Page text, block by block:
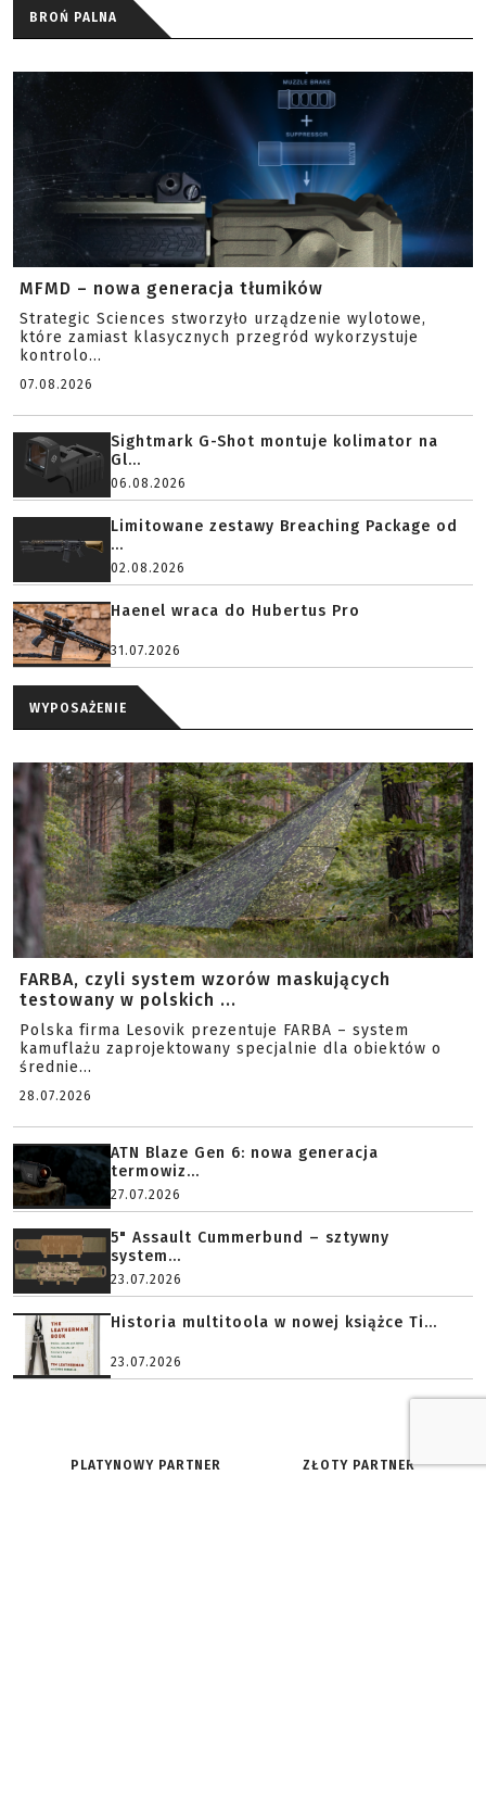
BROŃ PALNA
MFMD – nowa generacja tłumików
Strategic Sciences stworzyło urządzenie wylotowe,
które zamiast klasycznych przegród wykorzystuje
kontrolo...
07.08.2026
Sightmark G-Shot montuje kolimator na
Gl...
06.08.2026
Limitowane zestawy Breaching Package od
...
02.08.2026
Haenel wraca do Hubertus Pro
31.07.2026
WYPOSAŻENIE
FARBA, czyli system wzorów maskujących
testowany w polskich ...
Polska firma Lesovik prezentuje FARBA – system
kamuflażu zaprojektowany specjalnie dla obiektów o
średnie...
28.07.2026
ATN Blaze Gen 6: nowa generacja
termowiz...
27.07.2026
5" Assault Cummerbund – sztywny
system...
23.07.2026
Historia multitoola w nowej książce Ti...
23.07.2026
PLATYNOWY PARTNER ZŁOTY PARTNER